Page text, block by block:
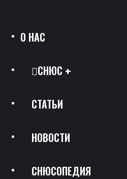
О НАС
СНЮС
СТАТЬИ
НОВОСТИ
СНЮСОПЕДИЯ